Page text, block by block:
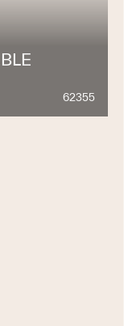
62355